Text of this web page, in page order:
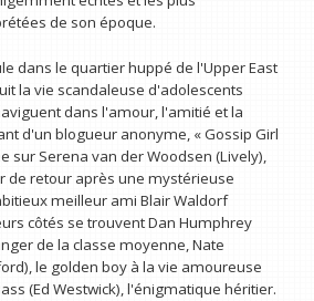
de son époque.
dans le quartier huppé de l'Upper East
la vie scandaleuse d'adolescents
dans l'amour, l'amitié et la
d'un blogueur anonyme, « Gossip Girl
sur Serena van der Woodsen (Lively),
de retour après une mystérieuse
meilleur ami Blair Waldorf
côtés se trouvent Dan Humphrey
de la classe moyenne, Nate
le golden boy à la vie amoureuse
(Ed Westwick), l'énigmatique héritier.